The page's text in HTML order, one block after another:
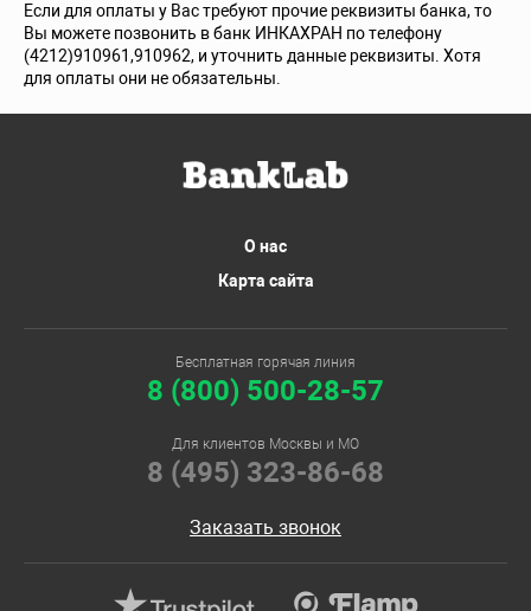
Если для оплаты у Вас требуют прочие реквизиты банка, то
Вы можете позвонить в банк ИНКАХРАН по телефону
(4212)910961,910962, и уточнить данные реквизиты. Хотя
для оплаты они не обязательны.
О нас
Карта сайта
Бесплатная горячая линия
8 (800) 500-28-57
Для клиентов Москвы и МО
8 (495) 323-86-68
Заказать звонок